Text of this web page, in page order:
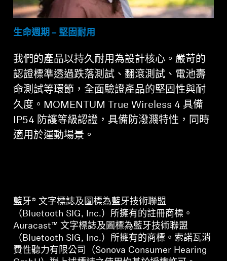
生命週期 – 堅固耐用
我們的產品以持久耐用為設計核心。嚴苛的
認證標準透過跌落測試、翻滾測試、電池壽
命測試等環節，全面驗證產品的堅固性與耐
久度。MOMENTUM True Wireless 4 具備
IP54 防護等級認證，具備防潑濺特性，同時
適用於運動場景。
藍牙® 文字標誌及圖標為藍牙技術聯盟
（Bluetooth SIG, Inc.）所擁有的註冊商標。
Auracast™ 文字標誌及圖標為藍牙技術聯盟
（Bluetooth SIG, Inc.）所擁有的商標。索諾瓦消
費性聽力有限公司（Sonova Consumer Hearing